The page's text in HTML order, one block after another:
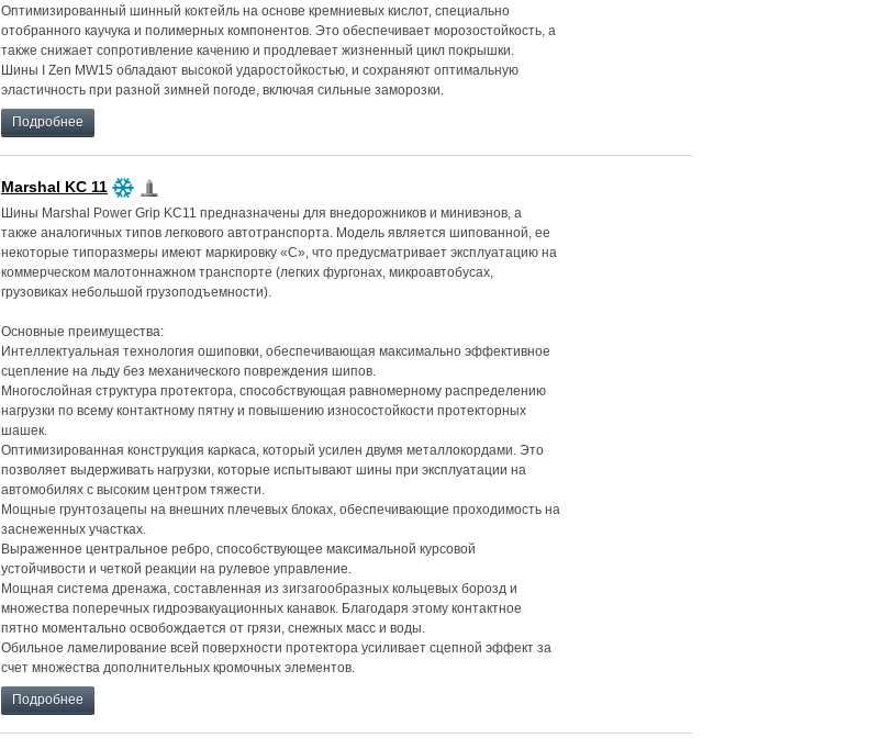
Оптимизированный шинный коктейль на основе кремниевых кислот, специально
отобранного каучука и полимерных компонентов. Это обеспечивает морозостойкость, а
также снижает сопротивление качению и продлевает жизненный цикл покрышки.
Шины I Zen MW15 обладают высокой ударостойкостью, и сохраняют оптимальную
эластичность при разной зимней погоде, включая сильные заморозки.
Подробнее
Marshal KC 11
Шины Marshal Power Grip KC11 предназначены для внедорожников и минивэнов, а
также аналогичных типов легкового автотранспорта. Модель является шипованной, ее
некоторые типоразмеры имеют маркировку «С», что предусматривает эксплуатацию на
коммерческом малотоннажном транспорте (легких фургонах, микроавтобусах,
грузовиках небольшой грузоподъемности).
Основные преимущества:
Интеллектуальная технология ошиповки, обеспечивающая максимально эффективное
сцепление на льду без механического повреждения шипов.
Многослойная структура протектора, способствующая равномерному распределению
нагрузки по всему контактному пятну и повышению износостойкости протекторных
шашек.
Оптимизированная конструкция каркаса, который усилен двумя металлокордами. Это
позволяет выдерживать нагрузки, которые испытывают шины при эксплуатации на
автомобилях с высоким центром тяжести.
Мощные грунтозацепы на внешних плечевых блоках, обеспечивающие проходимость на
заснеженных участках.
Выраженное центральное ребро, способствующее максимальной курсовой
устойчивости и четкой реакции на рулевое управление.
Мощная система дренажа, составленная из зигзагообразных кольцевых борозд и
множества поперечных гидроэвакуационных канавок. Благодаря этому контактное
пятно моментально освобождается от грязи, снежных масс и воды.
Обильное ламелирование всей поверхности протектора усиливает сцепной эффект за
счет множества дополнительных кромочных элементов.
Подробнее